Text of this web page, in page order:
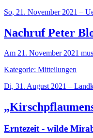
So, 21. November 2021 –
Nachruf Peter
Am 21. November 2021
Kategorie: Mitteilungen
Di, 31. August 2021 –
Erntezeit - wilde